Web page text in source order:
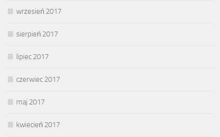
wrzesień 2017
sierpień 2017
lipiec 2017
czerwiec 2017
maj 2017
kwiecień 2017